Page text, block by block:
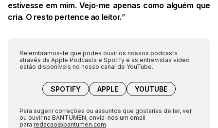
estivesse em mim. Vejo-me apenas como alguém que
cria. O resto pertence ao leitor.”
Relembramos-te que podes ouvir os nossos podcasts
através da Apple Podcasts e Spotify e as entrevistas vídeo
estão disponíveis no nosso canal de YouTube.
SPOTIFY APPLE YOUTUBE
Para sugerir correções ou assuntos que gostarias de ler, ver
ou ouvir na BANTUMEN, envia-nos um email
para redacao@bantumen.com.